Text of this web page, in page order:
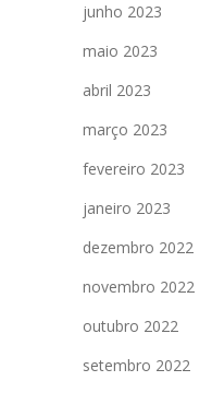
junho 2023
maio 2023
abril 2023
março 2023
fevereiro 2023
janeiro 2023
dezembro 2022
novembro 2022
outubro 2022
setembro 2022